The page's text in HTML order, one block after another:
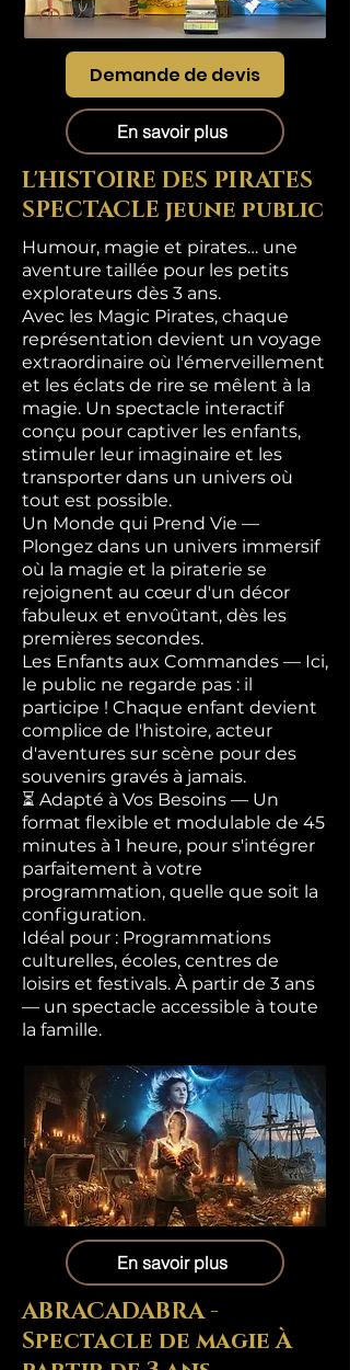
Demande de devis
En savoir plus
L'HISTOIRE DES PIRATES
SPECTACLE jeune public
Humour, magie et pirates… une
aventure taillée pour les petits
explorateurs dès 3 ans.
Avec les Magic Pirates, chaque
représentation devient un voyage
extraordinaire où l'émerveillement
et les éclats de rire se mêlent à la
magie. Un spectacle interactif
conçu pour captiver les enfants,
stimuler leur imaginaire et les
transporter dans un univers où
tout est possible.
Un Monde qui Prend Vie —
Plongez dans un univers immersif
où la magie et la piraterie se
rejoignent au cœur d'un décor
fabuleux et envoûtant, dès les
premières secondes.
Les Enfants aux Commandes — Ici,
le public ne regarde pas : il
participe ! Chaque enfant devient
complice de l'histoire, acteur
d'aventures sur scène pour des
souvenirs gravés à jamais.
⏳ Adapté à Vos Besoins — Un
format flexible et modulable de 45
minutes à 1 heure, pour s'intégrer
parfaitement à votre
programmation, quelle que soit la
configuration.
Idéal pour : Programmations
culturelles, écoles, centres de
loisirs et festivals. À partir de 3 ans
— un spectacle accessible à toute
la famille.
En savoir plus
ABRACADABRA -
Spectacle de magie À